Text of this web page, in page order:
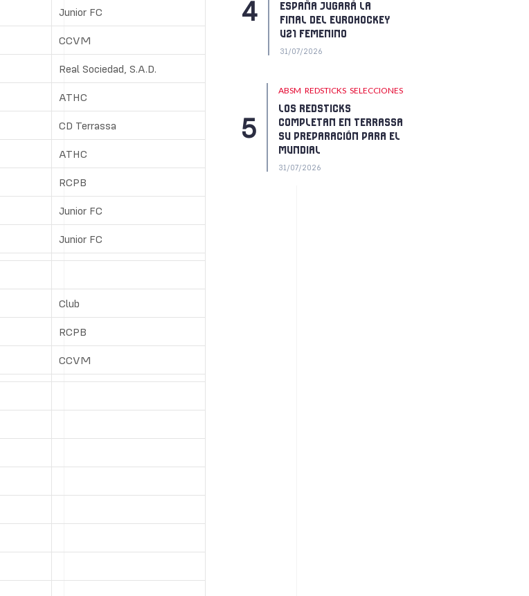
Junior FC
CCVM
Real Sociedad, S.A.D.
ATHC
CD Terrassa
ATHC
RCPB
Junior FC
Junior FC
Club
RCPB
CCVM
ESPAÑA JUGARÁ LA
FINAL DEL EUROHOCKEY
U21 FEMENINO
31/07/2026
ABSM REDSTICKS SELECCIONES
LOS REDSTICKS
COMPLETAN EN TERRASSA
SU PREPARACIÓN PARA EL
MUNDIAL
31/07/2026